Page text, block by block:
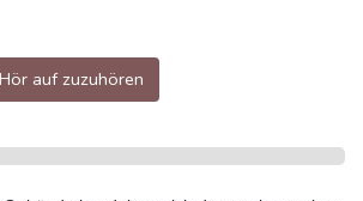
Hör auf zuzuhören